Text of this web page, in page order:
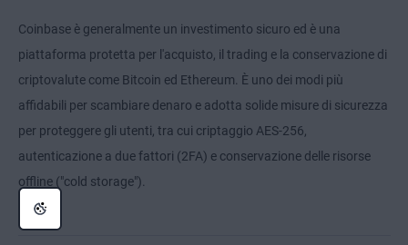
Coinbase è generalmente un investimento sicuro ed è una
piattaforma protetta per l'acquisto, il trading e la conservazione di
criptovalute come Bitcoin ed Ethereum. È uno dei modi più
affidabili per scambiare denaro e adotta solide misure di sicurezza
per proteggere gli utenti, tra cui criptaggio AES-256,
autenticazione a due fattori (2FA) e conservazione delle risorse
offline ("cold storage").